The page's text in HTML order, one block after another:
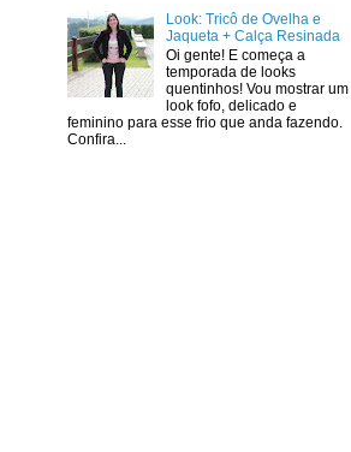
Look: Tricô de Ovelha e
Jaqueta + Calça Resinada
Oi gente! E começa a
temporada de looks
quentinhos! Vou mostrar um
look fofo, delicado e
feminino para esse frio que anda fazendo.
Confira...